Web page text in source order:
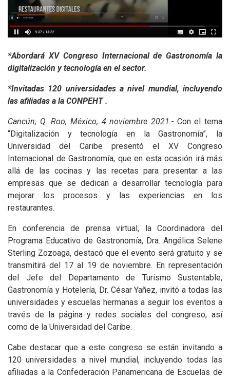
*Abordará XV Congreso Internacional de Gastronomía la
digitalización y tecnología en el sector.
*Invitadas 120 universidades a nivel mundial, incluyendo
las afiliadas a la CONPEHT .
Cancún, Q. Roo, México, 4 noviembre 2021.- Con el tema
“Digitalización y tecnología en la Gastronomía”, la
Universidad del Caribe presentó el XV Congreso
Internacional de Gastronomía, que en esta ocasión irá más
allá de las cocinas y las recetas para presentar a las
empresas que se dedican a desarrollar tecnología para
mejorar los procesos y las experiencias en los
restaurantes.
En conferencia de prensa virtual, la Coordinadora del
Programa Educativo de Gastronomía, Dra. Angélica Selene
Sterling Zozoaga, destacó que el evento será gratuito y se
transmitirá del 17 al 19 de noviembre. En representación
del Jefe del Departamento de Turismo Sustentable,
Gastronomía y Hotelería, Dr. César Yañez, invitó a todas las
universidades y escuelas hermanas a seguir los eventos a
través de la página y redes sociales del congreso, así
como de la Universidad del Caribe.
Cabe destacar que a este congreso se están invitando a
120 universidades a nivel mundial, incluyendo todas las
afiliadas a la Confederación Panamericana de Escuelas de